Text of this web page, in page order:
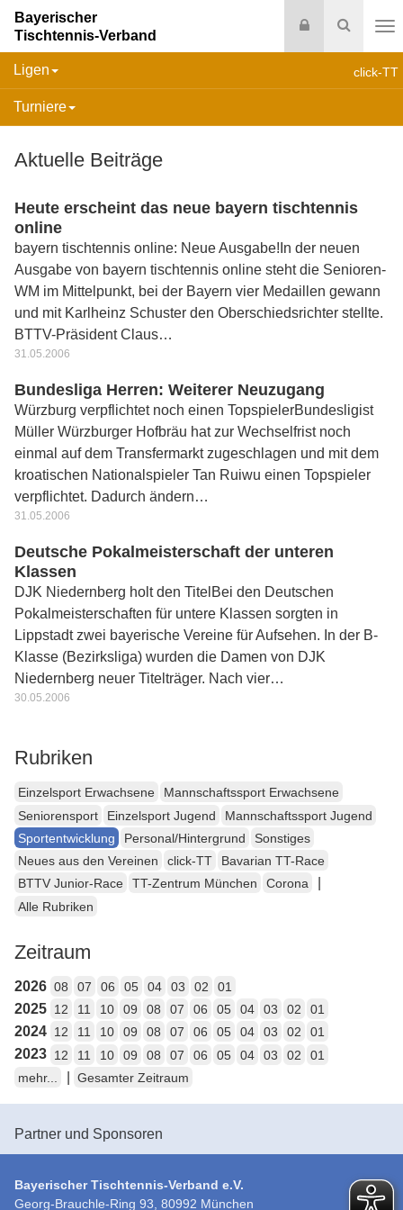
Suche
Login
Bayerischer
Tischtennis-Verband
click-TT
Ligen
Turniere
Aktuelle Beiträge
Heute erscheint das neue bayern tischtennis
online
bayern tischtennis online: Neue Ausgabe!In der neuen
Ausgabe von bayern tischtennis online steht die Senioren-
WM im Mittelpunkt, bei der Bayern vier Medaillen gewann
und mit Karlheinz Schuster den Oberschiedsrichter stellte.
BTTV-Präsident Claus…
31.05.2006
Bundesliga Herren: Weiterer Neuzugang
Würzburg verpflichtet noch einen TopspielerBundesligist
Müller Würzburger Hofbräu hat zur Wechselfrist noch
einmal auf dem Transfermarkt zugeschlagen und mit dem
kroatischen Nationalspieler Tan Ruiwu einen Topspieler
verpflichtet. Dadurch ändern…
31.05.2006
Deutsche Pokalmeisterschaft der unteren
Klassen
DJK Niedernberg holt den TitelBei den Deutschen
Pokalmeisterschaften für untere Klassen sorgten in
Lippstadt zwei bayerische Vereine für Aufsehen. In der B-
Klasse (Bezirksliga) wurden die Damen von DJK
Niedernberg neuer Titelträger. Nach vier…
30.05.2006
Rubriken
Einzelsport Erwachsene
Mannschaftssport Erwachsene
Seniorensport
Einzelsport Jugend
Mannschaftssport Jugend
Sportentwicklung
Personal/Hintergrund
Sonstiges
Neues aus den Vereinen
click-TT
Bavarian TT-Race
BTTV Junior-Race
TT-Zentrum München Corona
Alle Rubriken
Zeitraum
2026 08 07 06 05 04 03 02 01
2025 12 11 10 09 08 07 06 05 04 03 02 01
2024 12 11 10 09 08 07 06 05 04 03 02 01
2023 12 11 10 09 08 07 06 05 04 03 02
01
mehr...
Gesamter Zeitraum
Partner und Sponsoren
Bayerischer Tischtennis-Verband e.V.
Georg-Brauchle-Ring 93, 80992 München